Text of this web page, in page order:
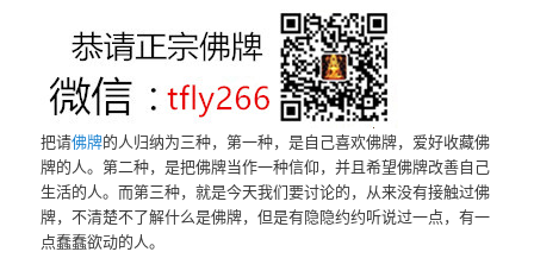
把请佛牌的人归纳为三种，第一种，是自己喜欢佛牌，爱好收藏佛
牌的人。第二种，是把佛牌当作一种信仰，并且希望佛牌改善自己
生活的人。而第三种，就是今天我们要讨论的，从来没有接触过佛
牌，不清楚不了解什么是佛牌，但是有隐隐约约听说过一点，有一
点蠢蠢欲动的人。